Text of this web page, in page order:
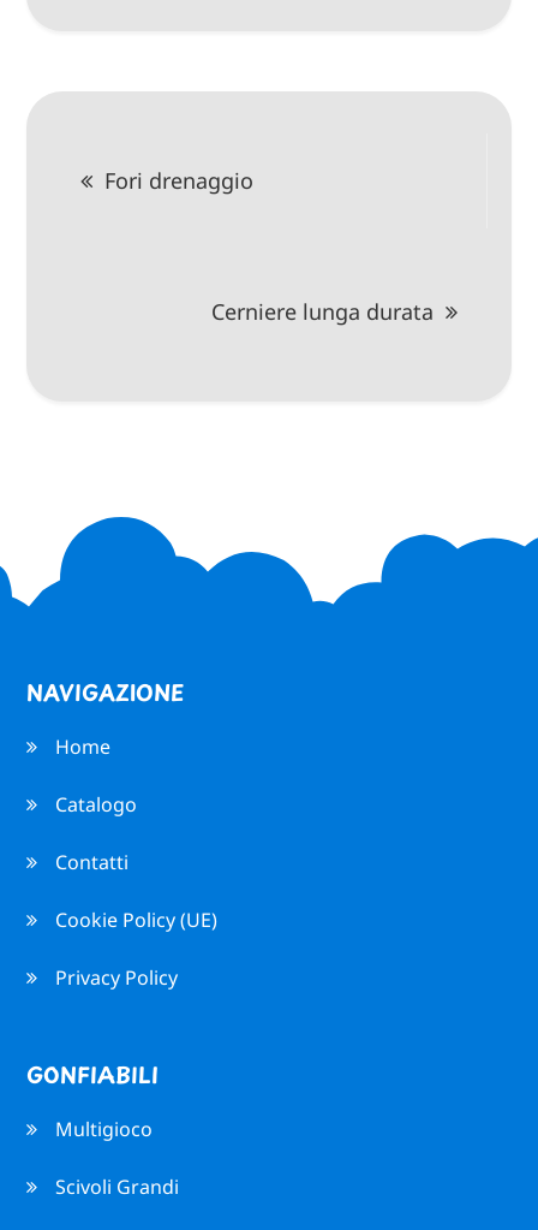
articoli
Fori drenaggio
Cerniere lunga durata
NAVIGAZIONE
Home
Catalogo
Contatti
Cookie Policy (UE)
Privacy Policy
GONFIABILI
Multigioco
Scivoli Grandi